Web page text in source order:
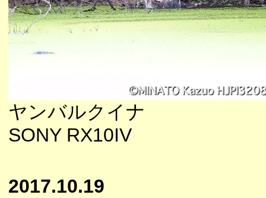
ヤンバルクイナ
SONY RX10IV
2017.10.19